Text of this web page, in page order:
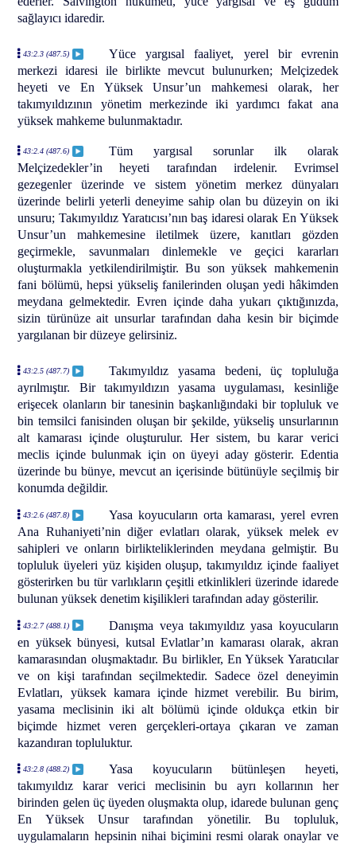
sağlayıcı idaredir.
43:2.3 (487.5)
Yüce yargısal faaliyet, yerel bir evrenin
merkezi idaresi ile birlikte mevcut bulunurken; Melçizedek
heyeti ve En Yüksek Unsur’un mahkemesi olarak, her
takımyıldızının yönetim merkezinde iki yardımcı fakat ana
yüksek mahkeme bulunmaktadır.
43:2.4 (487.6)
Tüm yargısal sorunlar ilk olarak
Melçizedekler’in heyeti tarafından irdelenir. Evrimsel
gezegenler üzerinde ve sistem yönetim merkez dünyaları
üzerinde belirli yeterli deneyime sahip olan bu düzeyin on iki
unsuru; Takımyıldız Yaratıcısı’nın baş idaresi olarak En Yüksek
Unsur’un mahkemesine iletilmek üzere, kanıtları gözden
geçirmekle, savunmaları dinlemekle ve geçici kararları
oluşturmakla yetkilendirilmiştir. Bu son yüksek mahkemenin
fani bölümü, hepsi yükseliş fanilerinden oluşan yedi hâkimden
meydana gelmektedir. Evren içinde daha yukarı çıktığınızda,
sizin türünüze ait unsurlar tarafından daha kesin bir biçimde
yargılanan bir düzeye gelirsiniz.
43:2.5 (487.7)
Takımyıldız yasama bedeni, üç topluluğa
ayrılmıştır. Bir takımyıldızın yasama uygulaması, kesinliğe
erişecek olanların bir tanesinin başkanlığındaki bir topluluk ve
bin temsilci fanisinden oluşan bir şekilde, yükseliş unsurlarının
alt kamarası içinde oluşturulur. Her sistem, bu karar verici
meclis içinde bulunmak için on üyeyi aday gösterir. Edentia
üzerinde bu bünye, mevcut an içerisinde bütünüyle seçilmiş bir
konumda değildir.
43:2.6 (487.8)
Yasa koyucuların orta kamarası, yerel evren
Ana Ruhaniyeti’nin diğer evlatları olarak, yüksek melek ev
sahipleri ve onların birlikteliklerinden meydana gelmiştir. Bu
topluluk üyeleri yüz kişiden oluşup, takımyıldız içinde faaliyet
gösterirken bu tür varlıkların çeşitli etkinlikleri üzerinde idarede
bulunan yüksek denetim kişilikleri tarafından aday gösterilir.
43:2.7 (488.1)
Danışma veya takımyıldız yasa koyucuların
en yüksek bünyesi, kutsal Evlatlar’ın kamarası olarak, akran
kamarasından oluşmaktadır. Bu birlikler, En Yüksek Yaratıcılar
ve on kişi tarafından seçilmektedir. Sadece özel deneyimin
Evlatları, yüksek kamara içinde hizmet verebilir. Bu birim,
yasama meclisinin iki alt bölümü içinde oldukça etkin bir
biçimde hizmet veren gerçekleri-ortaya çıkaran ve zaman
kazandıran topluluktur.
43:2.8 (488.2)
Yasa koyucuların bütünleşen heyeti,
takımyıldız karar verici meclisinin bu ayrı kollarının her
birinden gelen üç üyeden oluşmakta olup, idarede bulunan genç
En Yüksek Unsur tarafından yönetilir. Bu topluluk,
uygulamaların hepsinin nihai biçimini resmi olarak onaylar ve